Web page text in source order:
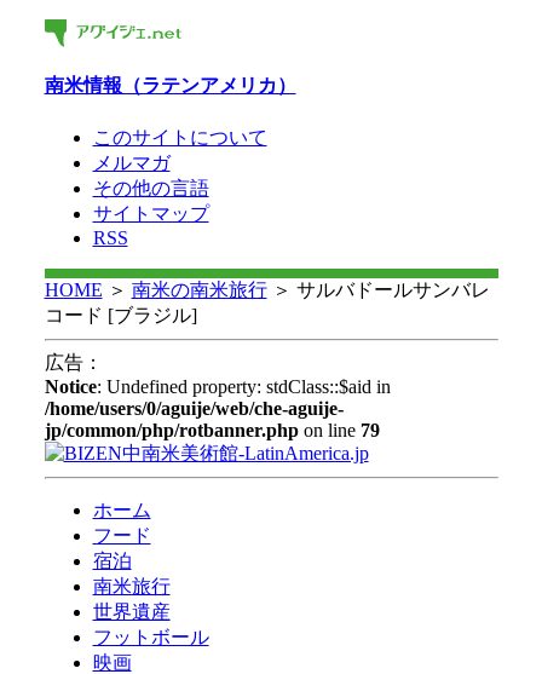
南米情報（ラテンアメリカ）
このサイトについて
メルマガ
その他の言語
サイトマップ
RSS
HOME ＞ 南米の南米旅行＞ サルバドールサンバレ
コード [ブラジル]
広告：
Notice: Undefined property: stdClass::$aid in
/home/users/0/aguije/web/che-aguije-
jp/common/php/rotbanner.phpon line 79
ホーム
フード
宿泊
南米旅行
世界遺産
フットボール
映画